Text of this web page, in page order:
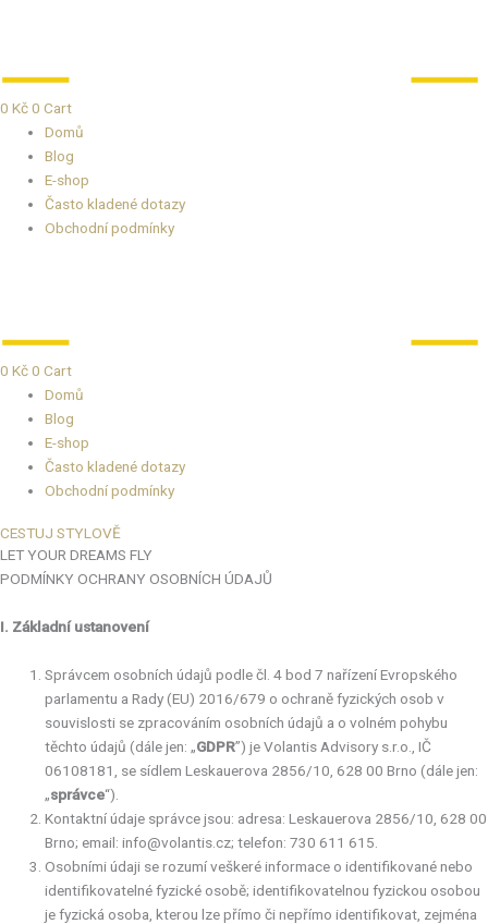
0 Kč0 Cart
Domů
Blog
E-shop
Často kladené dotazy
Obchodní podmínky
0 Kč0 Cart
Domů
Blog
E-shop
Často kladené dotazy
Obchodní podmínky
CESTUJ STYLOVĚ
LET YOUR DREAMS FLY
PODMÍNKY OCHRANY OSOBNÍCH ÚDAJŮ
I. Základní ustanovení
Správcem osobních údajů podle čl. 4 bod 7 nařízení Evropského
parlamentu a Rady (EU) 2016/679 o ochraně fyzických osob v
souvislosti se zpracováním osobních údajů a o volném pohybu
těchto údajů (dále jen: „GDPR”) je Volantis Advisory s.r.o., IČ
06108181, se sídlem Leskauerova 2856/10, 628 00 Brno (dále jen:
„správce“).
Kontaktní údaje správce jsou: adresa: Leskauerova 2856/10, 628 00
Brno; email: info@volantis.cz; telefon: 730 611 615.
Osobními údaji se rozumí veškeré informace o identifikované nebo
identifikovatelné fyzické osobě; identifikovatelnou fyzickou osobou
je fyzická osoba, kterou lze přímo či nepřímo identifikovat, zejména